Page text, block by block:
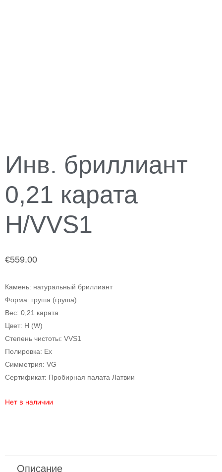
Инв. бриллиант
0,21 карата
H/VVS1
€559.00
Камень: натуральный бриллиант
Форма: груша (груша)
Вес: 0,21 карата
Цвет: H (W)
Степень чистоты: VVS1
Полировка: Ex
Симметрия: VG
Сертификат: Пробирная палата Латвии
Нет в наличии
Описание